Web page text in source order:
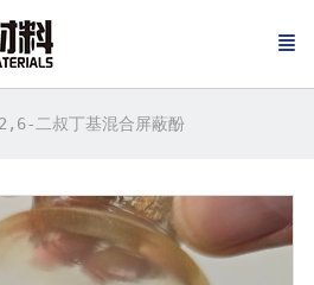
二叔丁基混合屏蔽酚